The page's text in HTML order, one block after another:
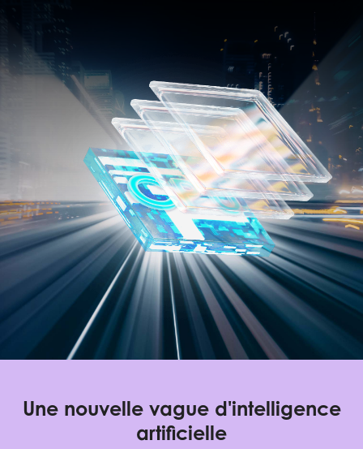
Une nouvelle vague d'intelligence
artificielle